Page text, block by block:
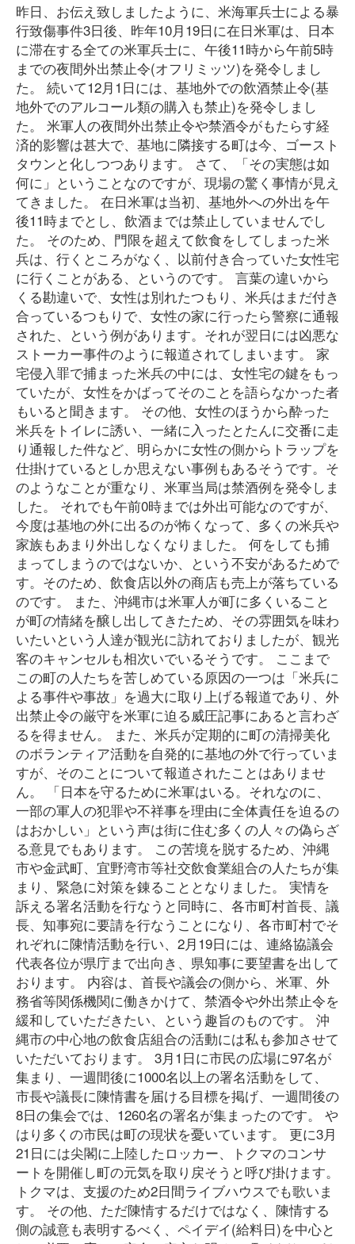
昨日、お伝え致しましたように、米海軍兵士による暴
行致傷事件3日後、昨年10月19日に在日米軍は、日本
に滞在する全ての米軍兵士に、午後11時から午前5時
までの夜間外出禁止令(オフリミッツ)を発令しまし
た。 続いて12月1日には、基地外での飲酒禁止令(基
地外でのアルコール類の購入も禁止)を発令しまし
た。 米軍人の夜間外出禁止令や禁酒令がもたらす経
済的影響は甚大で、基地に隣接する町は今、ゴースト
タウンと化しつつあります。 さて、「その実態は如
何に」ということなのですが、現場の驚く事情が見え
てきました。 在日米軍は当初、基地外への外出を午
後11時までとし、飲酒までは禁止していませんでし
た。 そのため、門限を超えて飲食をしてしまった米
兵は、行くところがなく、以前付き合っていた女性宅
に行くことがある、というのです。 言葉の違いから
くる勘違いで、女性は別れたつもり、米兵はまだ付き
合っているつもりで、女性の家に行ったら警察に通報
された、という例があります。それが翌日には凶悪な
ストーカー事件のように報道されてしまいます。 家
宅侵入罪で捕まった米兵の中には、女性宅の鍵をもっ
ていたが、女性をかばってそのことを語らなかった者
もいると聞きます。 その他、女性のほうから酔った
米兵をトイレに誘い、一緒に入ったとたんに交番に走
り通報した件など、明らかに女性の側からトラップを
仕掛けているとしか思えない事例もあるそうです。そ
のようなことが重なり、米軍当局は禁酒例を発令しま
した。 それでも午前0時までは外出可能なのですが、
今度は基地の外に出るのが怖くなって、多くの米兵や
家族もあまり外出しなくなりました。 何をしても捕
まってしまうのではないか、という不安があるためで
す。そのため、飲食店以外の商店も売上が落ちている
のです。 また、沖縄市は米軍人が町に多くいること
が町の情緒を醸し出してきたため、その雰囲気を味わ
いたいという人達が観光に訪れておりましたが、観光
客のキャンセルも相次いでいるそうです。 ここまで
この町の人たちを苦しめている原因の一つは「米兵に
よる事件や事故」を過大に取り上げる報道であり、外
出禁止令の厳守を米軍に迫る威圧記事にあると言わざ
るを得ません。 また、米兵が定期的に町の清掃美化
のボランティア活動を自発的に基地の外で行っていま
すが、そのことについて報道されたことはありませ
ん。 「日本を守るために米軍はいる。それなのに、
一部の軍人の犯罪や不祥事を理由に全体責任を迫るの
はおかしい」という声は街に住む多くの人々の偽らざ
る意見でもあります。 この苦境を脱するため、沖縄
市や金武町、宜野湾市等社交飲食業組合の人たちが集
まり、緊急に対策を錬ることとなりました。 実情を
訴える署名活動を行なうと同時に、各市町村首長、議
長、知事宛に要請を行なうことになり、各市町村でそ
れぞれに陳情活動を行い、2月19日には、連絡協議会
代表各位が県庁まで出向き、県知事に要望書を出して
おります。 内容は、首長や議会の側から、米軍、外
務省等関係機関に働きかけて、禁酒令や外出禁止令を
緩和していただきたい、という趣旨のものです。 沖
縄市の中心地の飲食店組合の活動には私も参加させて
いただいております。 3月1日に市民の広場に97名が
集まり、一週間後に1000名以上の署名活動をして、
市長や議長に陳情書を届ける目標を掲げ、一週間後の
8日の集会では、1260名の署名が集まったのです。 や
はり多くの市民は町の現状を憂いています。 更に3月
21日には尖閣に上陸したロッカー、トクマのコンサ
ートを開催し町の元気を取り戻そうと呼び掛けます。
トクマは、支援のため2日間ライブハウスでも歌いま
す。 その他、ただ陳情するだけではなく、陳情する
側の誠意も表明するべく、ペイデイ(給料日)を中心と